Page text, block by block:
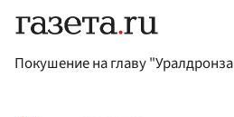
Покушение на главу